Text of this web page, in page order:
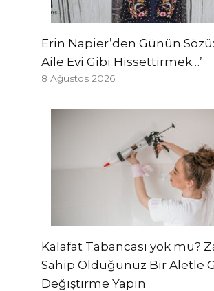
Erin Napier’den Günün Sözü:
Aile Evi Gibi Hissettirmek…’
8 Ağustos 2026
Kalafat Tabancası yok mu?
Sahip Olduğunuz Bir Aletle
Değiştirme Yapın